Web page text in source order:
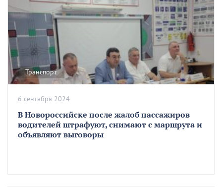
Транспорт
В Новороссийске после жалоб пассажиров
водителей штрафуют, снимают с маршрута и
объявляют выговоры
6 сентября 2024